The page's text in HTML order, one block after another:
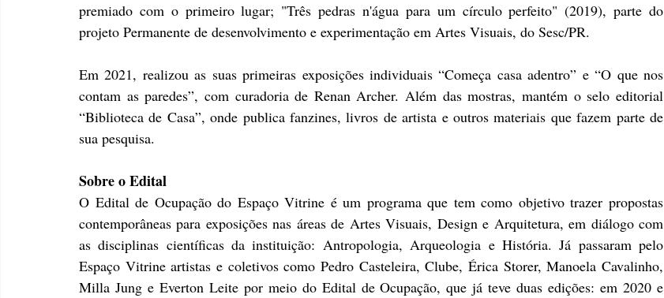
premiado com o primeiro lugar; "Três pedras n'água para um círculo perfeito" (2019), parte do
projeto Permanente de desenvolvimento e experimentação em Artes Visuais, do Sesc/PR.
Em 2021, realizou as suas primeiras exposições individuais “Começa casa adentro” e “O que nos
contam as paredes”, com curadoria de Renan Archer. Além das mostras, mantém o selo editorial
“Biblioteca de Casa”, onde publica fanzines, livros de artista e outros materiais que fazem parte de
sua pesquisa.
Sobre o Edital
O Edital de Ocupação do Espaço Vitrine é um programa que tem como objetivo trazer propostas
contemporâneas para exposições nas áreas de Artes Visuais, Design e Arquitetura, em diálogo com
as disciplinas científicas da instituição: Antropologia, Arqueologia e História. Já passaram pelo
Espaço Vitrine artistas e coletivos como Pedro Casteleira, Clube, Érica Storer, Manoela Cavalinho,
Milla Jung e Everton Leite por meio do Edital de Ocupação, que já teve duas edições: em 2020 e